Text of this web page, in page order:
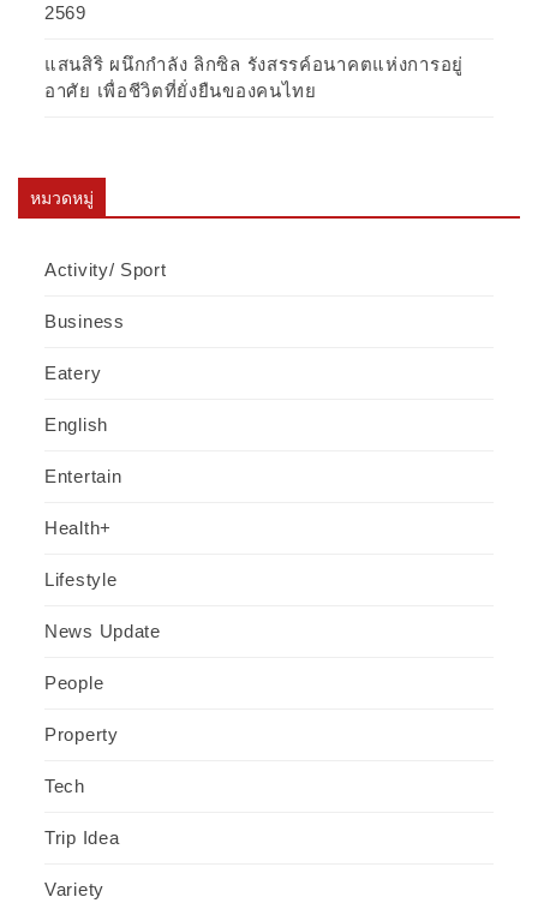
2569
แสนสิริ ผนึกกำลัง ลิกซิล รังสรรค์อนาคตแห่งการอยู่
อาศัย เพื่อชีวิตที่ยั่งยืนของคนไทย
หมวดหมู่
Activity/ Sport
Business
Eatery
English
Entertain
Health+
Lifestyle
News Update
People
Property
Tech
Trip Idea
Variety